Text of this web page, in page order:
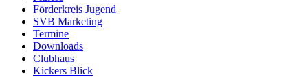
Förderkreis Jugend
SVB Marketing
Termine
Downloads
Clubhaus
Kickers Blick